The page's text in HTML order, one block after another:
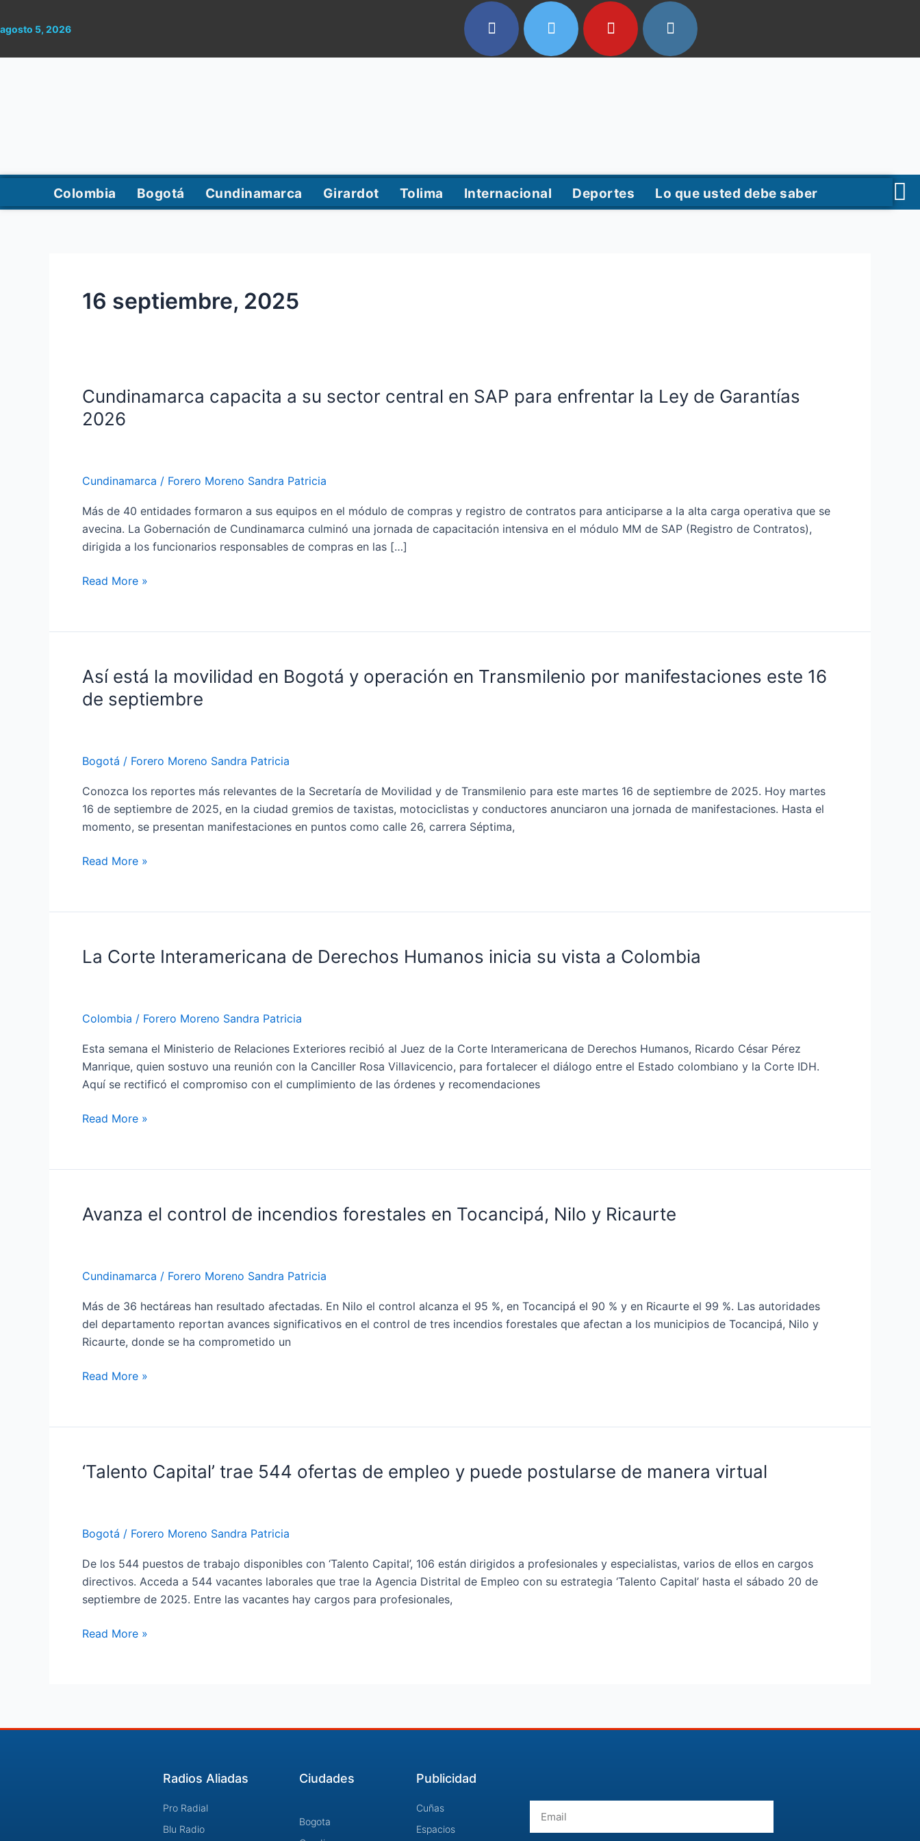
al
agosto 5, 2026
Colombia Bogotá Cundinamarca Girardot Tolima Internacional Deportes Lo que usted debe saber
16 septiembre, 2025
Cundinamarca capacita a su sector central en SAP para enfrentar la Ley de Garantías
2026
Cundinamarca / Forero Moreno Sandra Patricia
Más de 40 entidades formaron a sus equipos en el módulo de compras y registro de contratos para anticiparse a la alta carga operativa que se
avecina. La Gobernación de Cundinamarca culminó una jornada de capacitación intensiva en el módulo MM de SAP (Registro de Contratos),
dirigida a los funcionarios responsables de compras en las […]
Cundinamarca
capacita
a
central
SAP
para
enfrentar
Ley
Read More »
Así está la movilidad en Bogotá y operación en Transmilenio por manifestaciones este 16
de septiembre
Bogotá / Forero Moreno Sandra Patricia
Conozca los reportes más relevantes de la Secretaría de Movilidad y de Transmilenio para este martes 16 de septiembre de 2025. Hoy martes
16 de septiembre de 2025, en la ciudad gremios de taxistas, motociclistas y conductores anunciaron una jornada de manifestaciones. Hasta el
momento, se presentan manifestaciones en puntos como calle 26, carrera Séptima,
Así
está
la
Bogotá
operación
en
Transmilenio
manifestaciones
Read More »
La Corte Interamericana de Derechos Humanos inicia su vista a Colombia
Colombia / Forero Moreno Sandra Patricia
Esta semana el Ministerio de Relaciones Exteriores recibió al Juez de la Corte Interamericana de Derechos Humanos, Ricardo César Pérez
Manrique, quien sostuvo una reunión con la Canciller Rosa Villavicencio, para fortalecer el diálogo entre el Estado colombiano y la Corte IDH.
Aquí se rectificó el compromiso con el cumplimiento de las órdenes y recomendaciones
La
Derechos
Humanos
inicia
su
vista
a
Read More »
Avanza el control de incendios forestales en Tocancipá, Nilo y Ricaurte
Cundinamarca / Forero Moreno Sandra Patricia
Más de 36 hectáreas han resultado afectadas. En Nilo el control alcanza el 95 %, en Tocancipá el 90 % y en Ricaurte el 99 %. Las autoridades
del departamento reportan avances significativos en el control de tres incendios forestales que afectan a los municipios de Tocancipá, Nilo y
Ricaurte, donde se ha comprometido un
Avanza
incendios
forestales
en
Tocancipá,
y
Read More »
‘Talento Capital’ trae 544 ofertas de empleo y puede postularse de manera virtual
Bogotá / Forero Moreno Sandra Patricia
De los 544 puestos de trabajo disponibles con ‘Talento Capital’, 106 están dirigidos a profesionales y especialistas, varios de ellos en cargos
directivos. Acceda a 544 vacantes laborales que trae la Agencia Distrital de Empleo con su estrategia ‘Talento Capital’ hasta el sábado 20 de
septiembre de 2025. Entre las vacantes hay cargos para profesionales,
‘Talento
ofertas
de
empleo
puede
postularse
Read More »
Radios Aliadas
Pro Radial
Blu Radio
Ciudades
Bogota
Publicidad
Cuñas
Espacios